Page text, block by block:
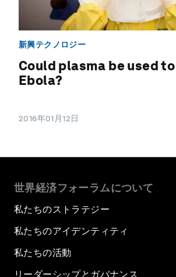
新興テクノロジー
Could plasma be used
Ebola?
2016年01月12日
世界経済フォーラムについて
私たちのストラテジー
私たちのアイデンティティ
私たちの活動
リーダーシップとガバナンス